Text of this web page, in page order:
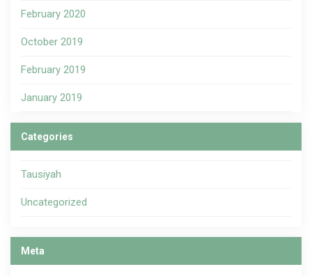
February 2020
October 2019
February 2019
January 2019
Categories
Tausiyah
Uncategorized
Meta